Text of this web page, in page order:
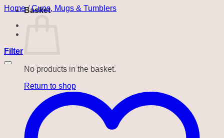
Basket
No products in the basket.
Return to shop
Home / Cups, Mugs & Tumblers
Filter